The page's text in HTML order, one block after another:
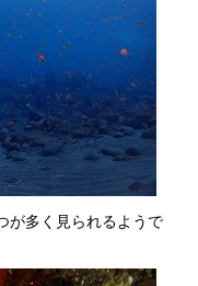
が多く見られるようで